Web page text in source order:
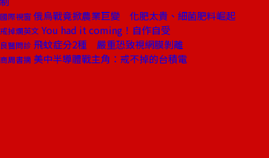
國際視窗 俄烏戰竟掀農業巨變 化肥太貴、細菌肥料崛起
戒掉爛英文 You had it coming！自作自受
良醫問診 飛蚊症分2種 嚴重恐致視網膜剝離
商周書摘 美中半導體戰主角：戒不掉的台積電